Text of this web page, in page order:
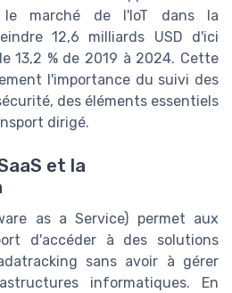
marché de l'IoT dans la
12,6 milliards USD d'ici
13,2 % de 2019 à 2024. Cette
l'importance du suivi des
des éléments essentiels
dirigé.
et la
as a Service) permet aux
d'accéder à des solutions
sans avoir à gérer
informatiques. En